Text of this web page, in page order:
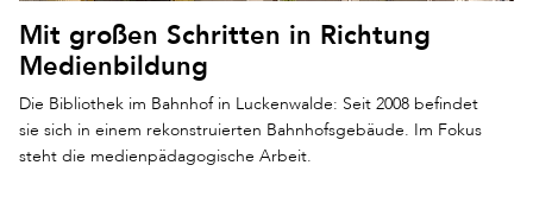
Mit großen Schritten in Richtung
Medienbildung
Die Bibliothek im Bahnhof in Luckenwalde: Seit 2008 befindet
sie sich in einem rekonstruierten Bahnhofsgebäude. Im Fokus
steht die medienpädagogische Arbeit.